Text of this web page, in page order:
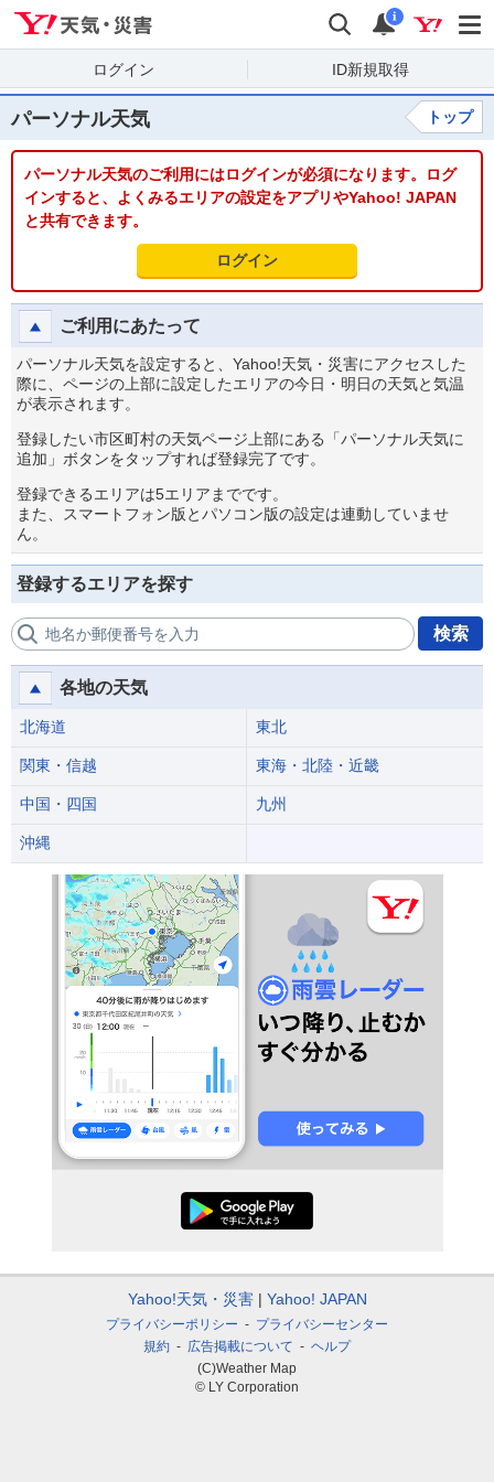
検索 通知
i
ログイン ID新規取得
パーソナル天気 トップ
パーソナル天気のご利用にはログインが必須になります。ログ
インすると、よくみるエリアの設定をアプリやYahoo! JAPAN
と共有できます。
ログイン
ご利用にあたって
パーソナル天気を設定すると、Yahoo!天気・災害にアクセスした
際に、ページの上部に設定したエリアの今日・明日の天気と気温
が表示されます。
登録したい市区町村の天気ページ上部にある「パーソナル天気に
追加」ボタンをタップすれば登録完了です。
登録できるエリアは5エリアまでです。
また、スマートフォン版とパソコン版の設定は連動していませ
ん。
登録するエリアを探す
地名か郵便番号を入力 検索
各地の天気
北海道 東北
関東・信越 東海・北陸・近畿
中国・四国 九州
沖縄
Yahoo!天気・災害 Yahoo! JAPAN
プライバシーポリシー
プライバシーセンター
規約
広告掲載について
ヘルプ
(C)Weather Map
© LY Corporation